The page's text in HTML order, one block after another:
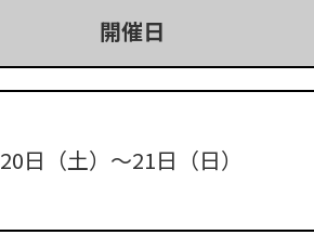
開催日
日（土）〜21日（日）